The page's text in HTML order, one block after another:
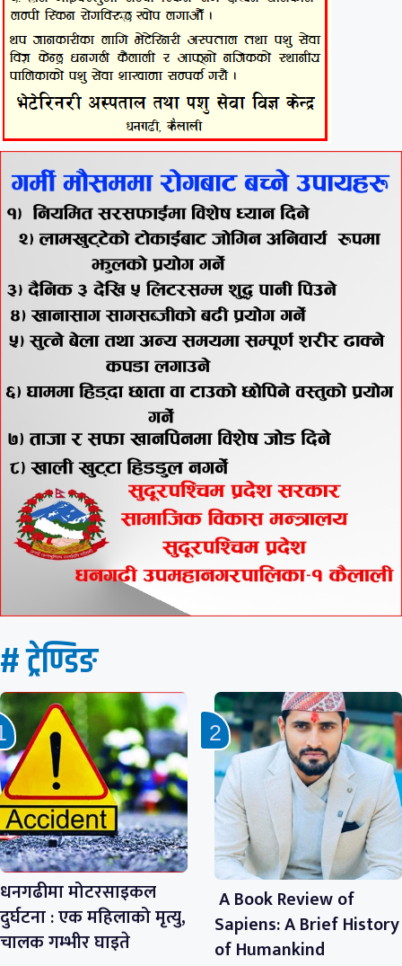
# ट्रेण्डिङ
धनगढीमा मोटरसाइकल
दुर्घटना : एक महिलाको मृत्यु,
चालक गम्भीर घाइते
A Book Review of
Sapiens: A Brief History
of Humankind